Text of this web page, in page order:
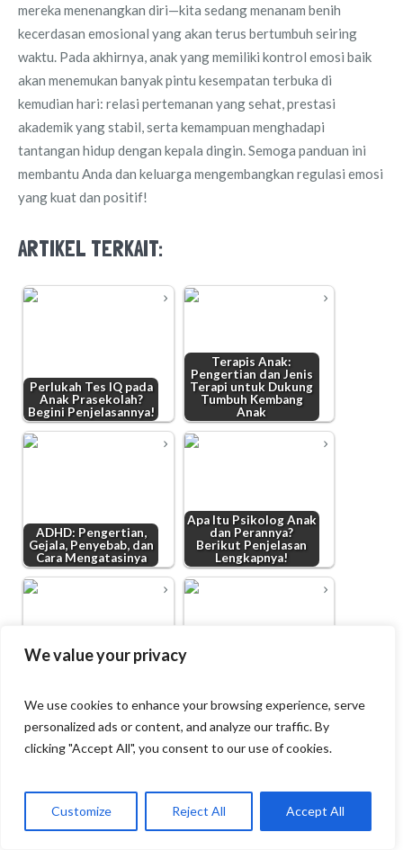
We value your privacy
We use cookies to enhance your browsing experience, serve
personalized ads or content, and analyze our traffic. By
clicking "Accept All", you consent to our use of cookies.
Customize Reject All Accept All
mereka menenangkan diri—kita sedang menanam benih
kecerdasan emosional yang akan terus bertumbuh seiring
waktu. Pada akhirnya, anak yang memiliki kontrol emosi baik
akan menemukan banyak pintu kesempatan terbuka di
kemudian hari: relasi pertemanan yang sehat, prestasi
akademik yang stabil, serta kemampuan menghadapi
tantangan hidup dengan kepala dingin. Semoga panduan ini
membantu Anda dan keluarga mengembangkan regulasi emosi
yang kuat dan positif!
ARTIKEL TERKAIT:
Perlukah Tes IQ pada
Anak Prasekolah?
Begini Penjelasannya!
Terapis Anak:
Pengertian dan Jenis
Terapi untuk Dukung
Tumbuh Kembang
Anak
ADHD: Pengertian,
Gejala, Penyebab, dan
Cara Mengatasinya
Apa Itu Psikolog Anak
dan Perannya?
Berikut Penjelasan
Lengkapnya!
Panduan Layanan
Tua
Psikolog Anak